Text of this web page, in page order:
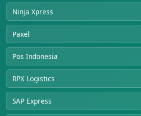
Ninja Xpress
Paxel
Pos Indonesia
RPX Logistics
SAP Express